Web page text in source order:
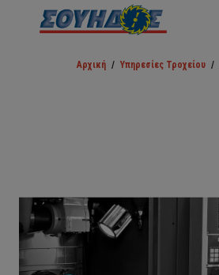
Αρχική / Υπηρεσίες Τροχείου /